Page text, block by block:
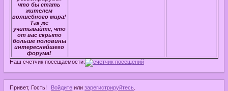
что бы стать
жителем
волшебного мира!
Так же
учитывайте, что
от вас скрыто
больше половины
интереснейшего
форума!
Наш счетчик посещаемости:
Привет, Гость! Войдите илизарегистрируйтесь